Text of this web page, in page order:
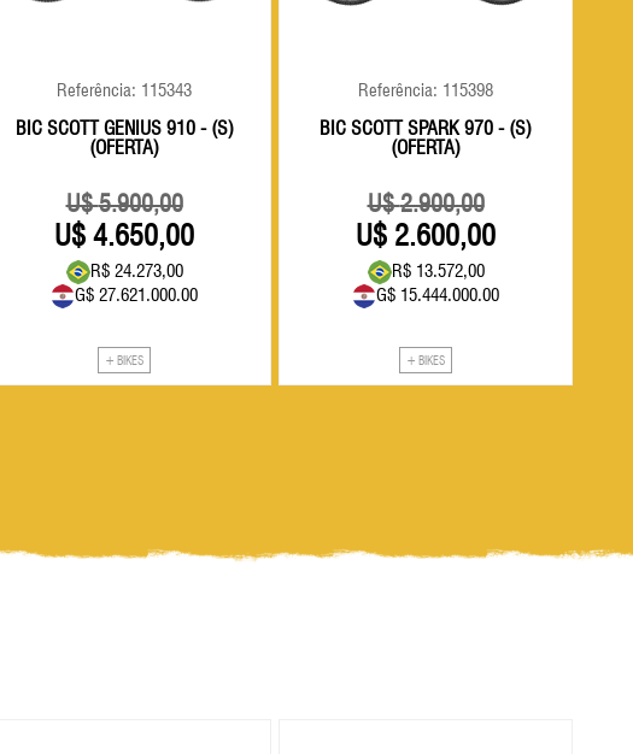
Referência: 115343
BIC SCOTT GENIUS 910 - (S)
(OFERTA)
5.900,00
4.650,00
R$ 24.273,00
G$ 27.621.000.00
+ BIKES
Referência: 115398
BIC SCOTT SPARK 970 - (S)
(OFERTA)
2.900,00
2.600,00
R$ 13.572,00
G$ 15.444.000.00
+ BIKES